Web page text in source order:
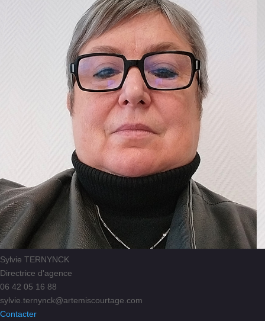
Sylvie TERNYNCK
Directrice d'agence
06 42 05 16 88
sylvie.ternynck@artemiscourtage.com
Contacter